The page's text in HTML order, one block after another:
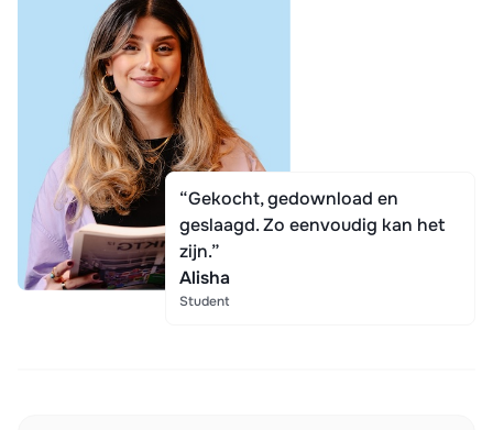
“Gekocht, gedownload en
geslaagd. Zo eenvoudig kan het
zijn.”
Alisha
Student